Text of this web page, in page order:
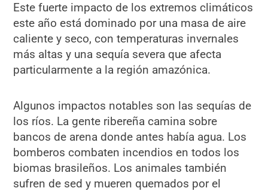
Este fuerte impacto de los extremos climáticos
este año está dominado por una masa de aire
caliente y seco, con temperaturas invernales
más altas y una sequía severa que afecta
particularmente a la región amazónica.
Algunos impactos notables son las sequías de
los ríos. La gente ribereña camina sobre
bancos de arena donde antes había agua. Los
bomberos combaten incendios en todos los
biomas brasileños. Los animales también
sufren de sed y mueren quemados por el